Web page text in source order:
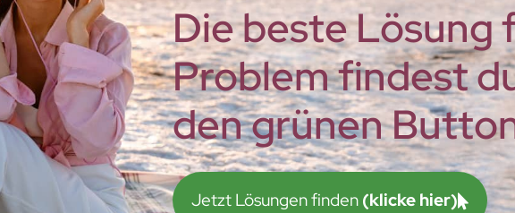
Die beste Lösung
Problem findest
den grünen
Jetzt Lösungen finden (klicke hier)